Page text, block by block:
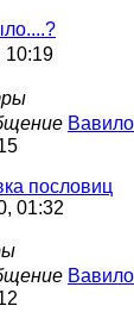
10:19
пословиц
01:32